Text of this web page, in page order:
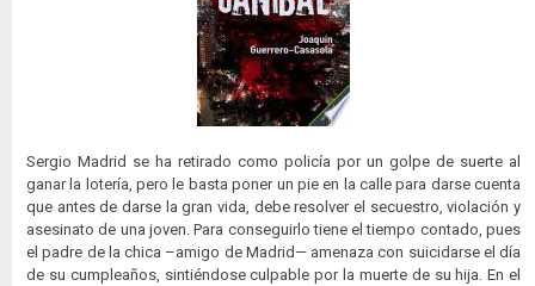
Sergio Madrid se ha retirado como policía por un golpe de suerte al
ganar la lotería, pero le basta poner un pie en la calle para darse cuenta
que antes de darse la gran vida, debe resolver el secuestro, violación y
asesinato de una joven. Para conseguirlo tiene el tiempo contado, pues
el padre de la chica –amigo de Madrid— amenaza con suicidarse el día
de su cumpleaños, sintiéndose culpable por la muerte de su hija. En el